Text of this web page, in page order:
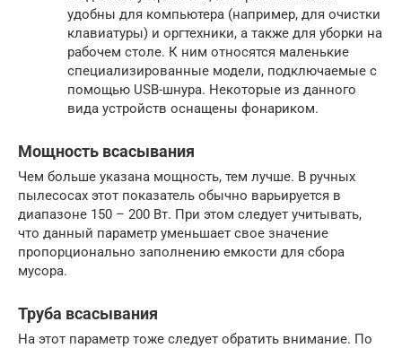
удобны для компьютера (например, для очистки
клавиатуры) и оргтехники, а также для уборки на
рабочем столе. К ним относятся маленькие
специализированные модели, подключаемые с
помощью USB-шнура. Некоторые из данного
вида устройств оснащены фонариком.
Мощность всасывания
Чем больше указана мощность, тем лучше. В ручных
пылесосах этот показатель обычно варьируется в
диапазоне 150 – 200 Вт. При этом следует учитывать,
что данный параметр уменьшает свое значение
пропорционально заполнению емкости для сбора
мусора.
Труба всасывания
На этот параметр тоже следует обратить внимание. По